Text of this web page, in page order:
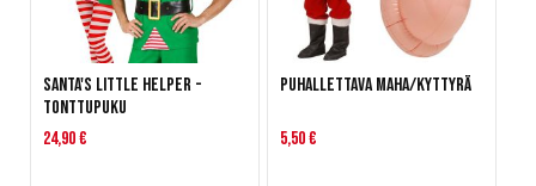
Santa's Little Helper -
tonttupuku
24,90 €
Puhallettava maha/kyttyrä
5,50 €